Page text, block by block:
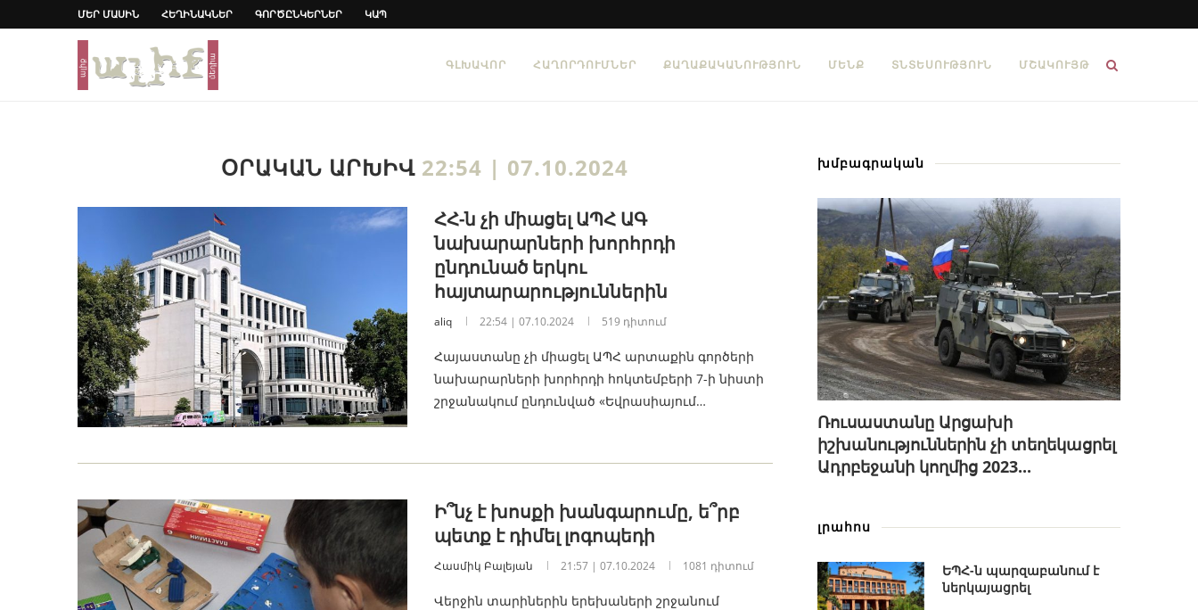
ՄԵՐ ՄԱՍԻՆ ՀԵՂԻՆԱԿՆԵՐ ԳՈՐԾԸՆԿԵՐՆԵՐ ԿԱՊ
ԳԼԽԱՎՈՐ ՀԱՂՈՐԴՈՒՄՆԵՐ ՔԱՂԱՔԱԿԱՆՈՒԹՅՈՒՆ ՄԵՆՔ ՏՆՏԵՍՈՒԹՅՈՒՆ ՄՇԱԿՈՒՅԹ
ՕՐԱԿԱՆ ԱՐԽԻՎ 22:54 | 07.10.2024
ՀՀ-ն չի միացել ԱՊՀ ԱԳ
նախարարների խորհրդի
ընդունած երկու
հայտարարություններին
aliq 22:54 | 07.10.2024 519 դիտում
Հայաստանը չի միացել ԱՊՀ արտաքին գործերի
նախարարների խորհրդի հոկտեմբերի 7-ի նիստի
շրջանակում ընդունված «Եվրասիայում…
Ի՞նչ է խոսքի խանգարումը, ե՞րբ
պետք է դիմել լոգոպեդի
Հասմիկ Բալեյան 21:57 | 07.10.2024 1081 դիտում
Վերջին տարիներին երեխաների շրջանում
խմբագրական
Ռուսաստանը Արցախի
իշխանություններին չի տեղեկացրել
Ադրբեջանի կողմից 2023...
լրահոս
ԵՊՀ-ն պարզաբանում է
ներկայացրել